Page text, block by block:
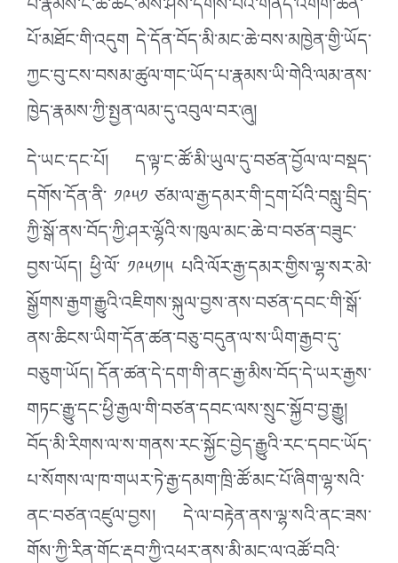
པོ་མཐོང་གི་འདུག དེ་དོན་བོད་མི་མང་ཆེ་བས་མཁྱེན་གྱི་ཡོད་
ཀྱང་བུ་ངས་བསམ་ཚུལ་གང་ཡོད་པ་རྣམས་ཡི་གེའི་ལམ་ནས་
ཁྱེད་རྣམས་ཀྱི་སྤྱན་ལམ་དུ་འབུལ་བར་ཞུ།
དེ་ཡང་དང་པོ། ད་ལྟ་ང་ཚོ་མི་ཡུལ་དུ་བཙན་བྱོལ་ལ་བསྡད་
དགོས་དོན་ནི་ ༡༩༥༡ ཙམ་ལ་རྒྱ་དམར་གི་དྲག་པོའི་བསླུ་བྲིད་
ཀྱི་སྒོ་ནས་བོད་ཀྱི་ཤར་ལྷོའི་ས་ཁུལ་མང་ཆེ་བ་བཙན་བཟུང་
བྱས་ཡོད། ཕྱི་ལོ་ ༡༩༥༡།༥ པའི་ལོར་རྒྱ་དམར་གྱིས་ལྷ་སར་མེ་
སྒྱོགས་རྒྱག་རྒྱུའི་འཇིགས་སྐུལ་བྱས་ནས་བཙན་དབང་གི་སྒོ་
ནས་ཆིངས་ཡིག་དོན་ཚན་བཅུ་བདུན་ལ་ས་ཡིག་རྒྱབ་དུ་
བཅུག་ཡོད། དོན་ཚན་དེ་དག་གི་ནང་རྒྱ་མིས་བོད་དེ་ཡར་རྒྱས་
གཏང་རྒྱུ་དང་ཕྱི་རྒྱལ་གི་བཙན་དབང་ལས་སྲུང་སྐྱོབ་བྱ་རྒྱུ།
བོད་མི་རིགས་ལ་ས་གནས་རང་སྐྱོང་བྱེད་རྒྱུའི་རང་དབང་ཡོད་
པ་སོགས་ལ་ཁ་གཡར་ཏེ་རྒྱ་དམག་ཁྲི་ཚོ་མང་པོ་ཞིག་ལྷ་སའི་
ནང་བཙན་འཛུལ་བྱས། དེ་ལ་བརྟེན་ནས་ལྷ་སའི་ནང་ཟས་